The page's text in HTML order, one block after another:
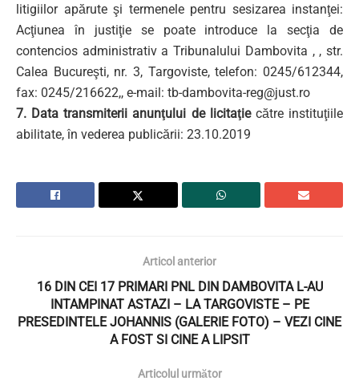
litigiilor apărute şi termenele pentru sesizarea instanţei:
Acţiunea în justiţie se poate introduce la secţia de
contencios administrativ a Tribunalului Dambovita , , str.
Calea Bucureşti, nr. 3, Targoviste, telefon: 0245/612344,
fax: 0245/216622,, e-mail: tb-dambovita-reg@just.ro
7. Data transmiterii anunţului de licitaţiecătre instituţiile
abilitate, în vederea publicării: 23.10.2019
Articol anterior
16 DIN CEI 17 PRIMARI PNL DIN DAMBOVITA L-AU
INTAMPINAT ASTAZI – LA TARGOVISTE – PE
PRESEDINTELE JOHANNIS (GALERIE FOTO) – VEZI CINE
A FOST SI CINE A LIPSIT
Articolul următor